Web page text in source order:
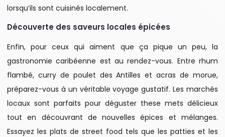
lorsqu’ils sont cuisinés localement.
Découverte des saveurs locales épicées
Enfin, pour ceux qui aiment que ça pique un peu, la
gastronomie caribéenne est au rendez-vous. Entre rhum
flambé, curry de poulet des Antilles et acras de morue,
préparez-vous à un véritable voyage gustatif. Les marchés
locaux sont parfaits pour déguster these mets délicieux
tout en découvrant de nouvelles épices et mélanges.
Essayez les plats de street food tels que les patties et les